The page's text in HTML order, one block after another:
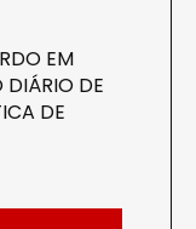
EM
DIÁRIO DE
DE